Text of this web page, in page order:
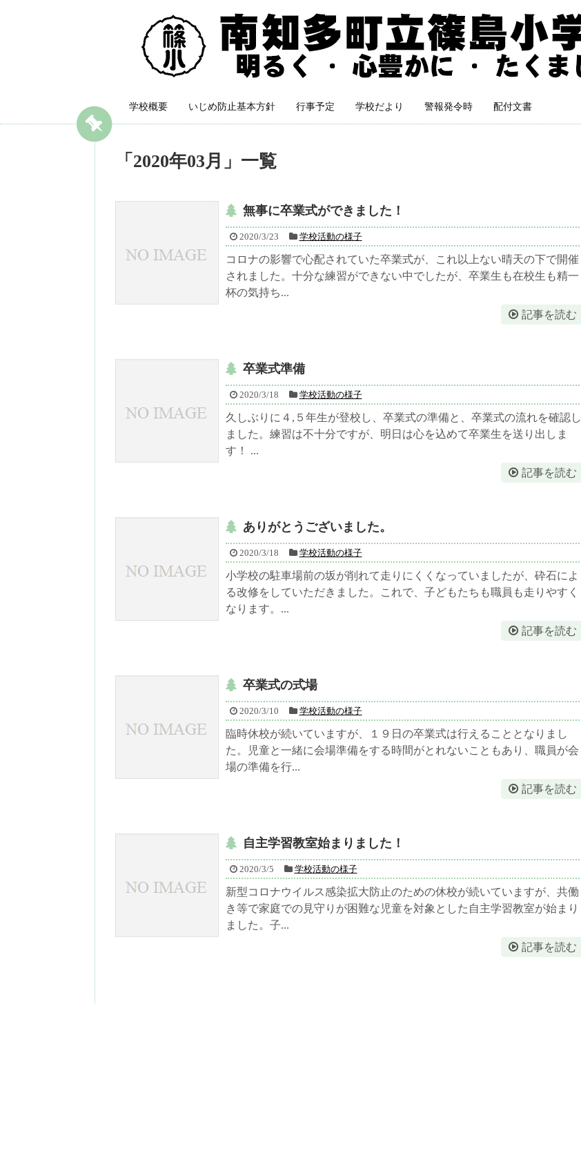
学校概要 いじめ防止基本方針 行事予定 学校だより 警報発令時 配付文書
「 2020年03月 」 一覧
無事に卒業式ができました！
2020/3/23 学校活動の様子
コロナの影響で心配されていた卒業式が、これ以上ない晴天の下で開催
されました。十分な練習ができない中でしたが、卒業生も在校生も精一
杯の気持ち...
記事を読む
卒業式準備
2020/3/18 学校活動の様子
久しぶりに４,５年生が登校し、卒業式の準備と、卒業式の流れを確認し
ました。練習は不十分ですが、明日は心を込めて卒業生を送り出しま
す！ ...
記事を読む
ありがとうございました。
2020/3/18 学校活動の様子
小学校の駐車場前の坂が削れて走りにくくなっていましたが、砕石によ
る改修をしていただきました。これで、子どもたちも職員も走りやすく
なります。...
記事を読む
卒業式の式場
2020/3/10 学校活動の様子
臨時休校が続いていますが、１９日の卒業式は行えることとなりまし
た。児童と一緒に会場準備をする時間がとれないこともあり、職員が会
場の準備を行...
記事を読む
自主学習教室始まりました！
2020/3/5 学校活動の様子
新型コロナウイルス感染拡大防止のための休校が続いていますが、共働
き等で家庭での見守りが困難な児童を対象とした自主学習教室が始まり
ました。子...
記事を読む